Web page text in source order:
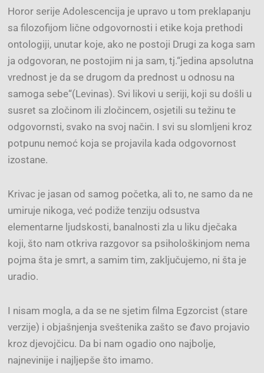
Horor serije Adolescencija je upravo u tom preklapanju
sa filozofijom lične odgovornosti i etike koja prethodi
ontologiji, unutar koje, ako ne postoji Drugi za koga sam
ja odgovoran, ne postojim ni ja sam, tj.“jedina apsolutna
vrednost je da se drugom da prednost u odnosu na
samoga sebe“(Levinas). Svi likovi u seriji, koji su došli u
susret sa zločinom ili zločincem, osjetili su težinu te
odgovornsti, svako na svoj način. I svi su slomljeni kroz
potpunu nemoć koja se projavila kada odgovornost
izostane.
Krivac je jasan od samog početka, ali to, ne samo da ne
umiruje nikoga, već podiže tenziju odsustva
elementarne ljudskosti, banalnosti zla u liku dječaka
koji, što nam otkriva razgovor sa psihološkinjom nema
pojma šta je smrt, a samim tim, zaključujemo, ni šta je
uradio.
I nisam mogla, a da se ne sjetim filma Egzorcist (stare
verzije) i objašnjenja sveštenika zašto se đavo projavio
kroz djevojčicu. Da bi nam ogadio ono najbolje,
najnevinije i najljepše što imamo.